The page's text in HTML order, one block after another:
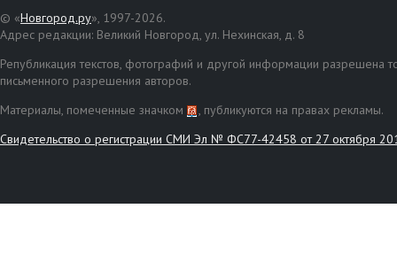
© «Новгород.ру», 1997-2026.
Адрес редакции: Великий Новгород, ул. Нехинская, д. 8
Републикация текстов, фотографий и другой информации разрешена
письменного разрешения авторов.
Материалы, помеченные значком
, публикуются на правах рекламы.
Свидетельство о регистрации СМИ Эл № ФС77-42458 от 27 октября